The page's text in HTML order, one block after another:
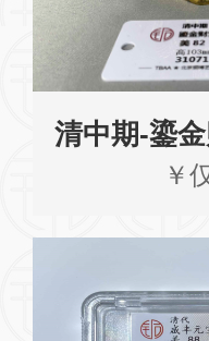
清中期-鎏
￥